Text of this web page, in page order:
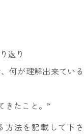
返り
何が理解出来ている
きたこと。”
法を記載して下さ